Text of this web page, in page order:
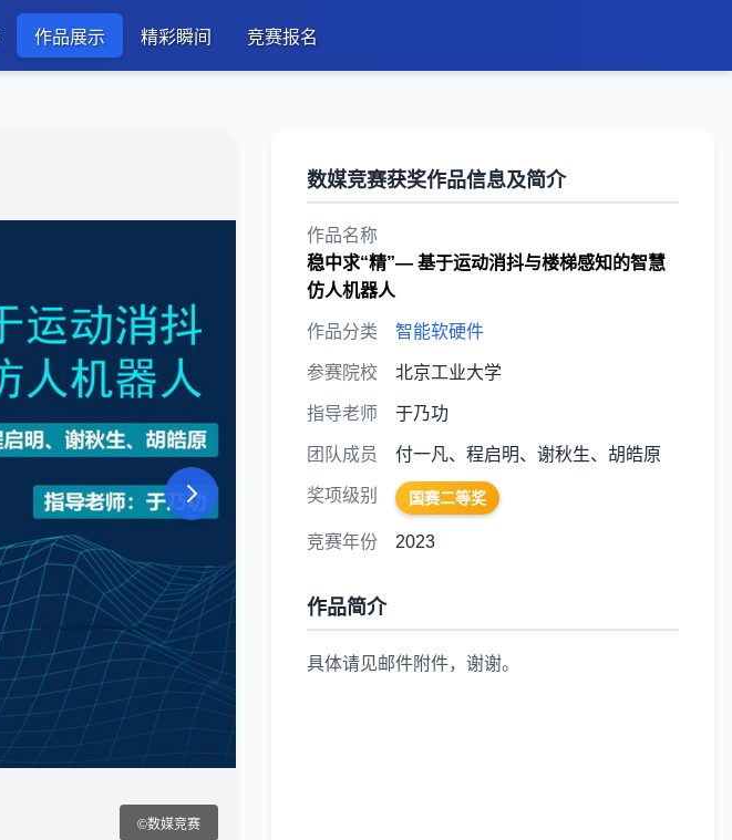
作品展示 精彩瞬间 竞赛报名
©数媒竞赛
数媒竞赛获奖作品信息及简介
作品名称
稳中求“精”— 基于运动消抖与楼梯感知的智慧
仿人机器人
作品分类 智能软硬件
参赛院校 北京工业大学
指导老师 于乃功
团队成员 付一凡、程启明、谢秋生、胡皓原
奖项级别 国赛二等奖
竞赛年份 2023
作品简介
具体请见邮件附件，谢谢。